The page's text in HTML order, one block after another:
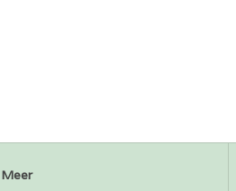
Meer